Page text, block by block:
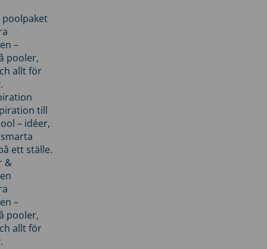
–
pooler,
allt för
till
– idéer,
ett ställe.
&
–
pooler,
allt för